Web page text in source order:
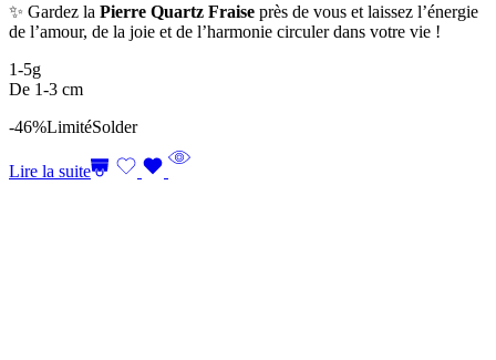
✨ Gardez la Pierre Quartz Fraise près de vous et laissez l’énergie
de l’amour, de la joie et de l’harmonie circuler dans votre vie !
1-5g
De 1-3 cm
-46%LimitéSolder
Lire la suite